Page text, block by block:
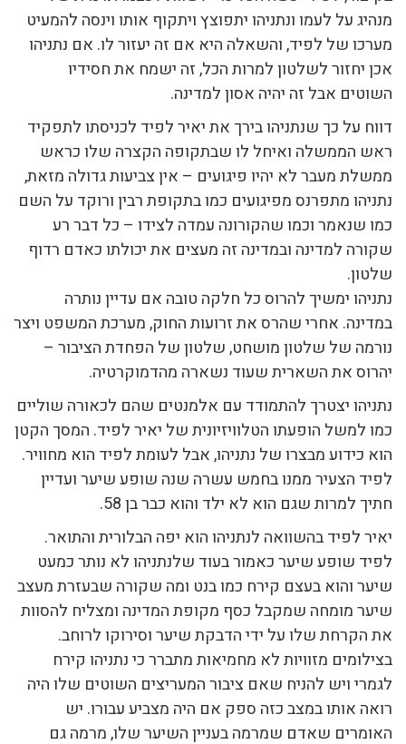
מנהיג על לעמו ונתניהו יתפוצץ ויתקוף אותו וינסה להמעיט
מערכו של לפיד, והשאלה היא אם זה יעזור לו. אם נתניהו
אכן יחזור לשלטון למרות הכל, זה ישמח את חסידיו
השוטים אבל זה יהיה אסון למדינה.
דווח על כך שנתניהו בירך את יאיר לפיד לכניסתו לתפקיד
ראש הממשלה ואיחל לו שבתקופה הקצרה שלו כראש
ממשלת מעבר לא יהיו פיגועים – אין צביעות גדולה מזאת,
נתניהו מתפרנס מפיגועים כמו בתקופת רבין ורוקד על השם
כמו שנאמר וכמו שהקורונה עמדה לצידו – כל דבר רע
שקורה למדינה ובמדינה זה מעצים את יכולתו כאדם רדוף
שלטון.
נתניהו ימשיך להרוס כל חלקה טובה אם עדיין נותרה
במדינה. אחרי שהרס את זרועות החוק, מערכת המשפט ויצר
נורמה של שלטון מושחט, שלטון של הפחדת הציבור –
יהרוס את השארית שעוד נשארה מהדמוקרטיה.
נתניהו יצטרך להתמודד עם אלמנטים שהם לכאורה שוליים
כמו למשל הופעתו הטלוויזיונית של יאיר לפיד. המסך הקטן
הוא כידוע מבצרו של נתניהו, אבל לעומת לפיד הוא מחוויר.
לפיד הצעיר ממנו בחמש עשרה שנה שופע שיער ועדיין
חתיך למרות שגם הוא לא ילד והוא כבר בן 58.
יאיר לפיד בהשוואה לנתניהו הוא יפה הבלורית והתואר.
לפיד שופע שיער כאמור בעוד שלנתניהו לא נותר כמעט
שיער והוא בעצם קירח כמו בנט ומה שקורה שבעזרת מעצב
שיער מומחה שמקבל כסף מקופת המדינה ומצליח להסוות
את הקרחת שלו על ידי הדבקת שיער וסירוקו לרוחב.
בצילומים מזוויות לא מחמיאות מתברר כי נתניהו קירח
לגמרי ויש להניח שאם ציבור המעריצים השוטים שלו היה
רואה אותו במצב כזה ספק אם היה מצביע עבורו. יש
האומרים שאדם שמרמה בעניין השיער שלו, מרמה גם